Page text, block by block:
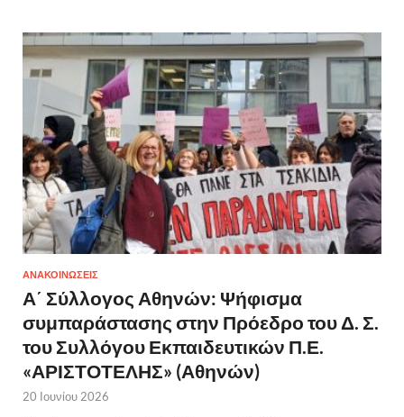
ΑΝΑΚΟΙΝΩΣΕΙΣ
Α΄ Σύλλογος Αθηνών: Ψήφισμα
συμπαράστασης στην Πρόεδρο του Δ. Σ.
του Συλλόγου Εκπαιδευτικών Π.Ε.
«ΑΡΙΣΤΟΤΕΛΗΣ» (Αθηνών)
20 Ιουνίου 2026